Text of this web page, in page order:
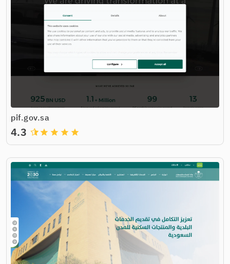
pif.gov.sa
grade
grade
grade
grade
4.3